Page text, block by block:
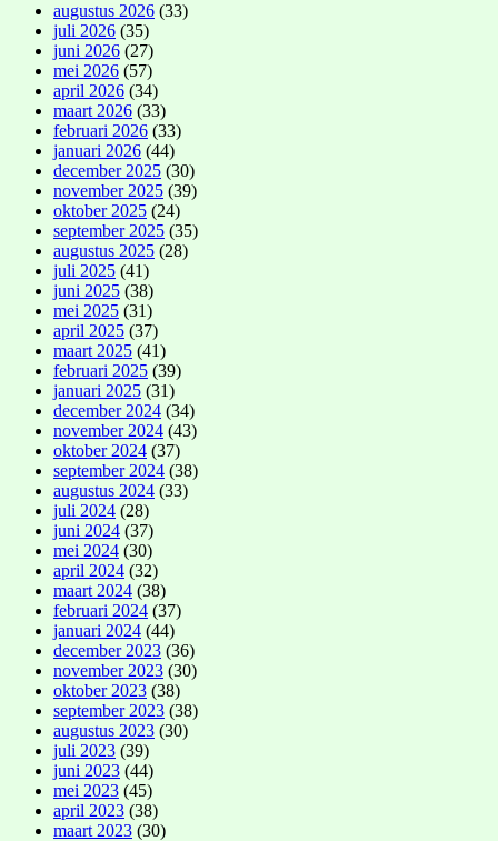
augustus 2026 (33)
juli 2026 (35)
juni 2026 (27)
mei 2026 (57)
april 2026 (34)
maart 2026 (33)
februari 2026 (33)
januari 2026 (44)
december 2025 (30)
november 2025 (39)
oktober 2025 (24)
september 2025 (35)
augustus 2025 (28)
juli 2025 (41)
juni 2025 (38)
mei 2025 (31)
april 2025 (37)
maart 2025 (41)
februari 2025 (39)
januari 2025 (31)
december 2024 (34)
november 2024 (43)
oktober 2024 (37)
september 2024 (38)
augustus 2024 (33)
juli 2024 (28)
juni 2024 (37)
mei 2024 (30)
april 2024 (32)
maart 2024 (38)
februari 2024 (37)
januari 2024 (44)
december 2023 (36)
november 2023 (30)
oktober 2023 (38)
september 2023 (38)
augustus 2023 (30)
juli 2023 (39)
juni 2023 (44)
mei 2023 (45)
april 2023 (38)
maart 2023 (30)